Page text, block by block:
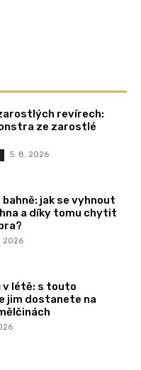
revírech:
ze zarostlé
5. 8. 2026
bahně: jak se vyhnout
a díky tomu chytit
2026
v létě: s touto
jim dostanete na